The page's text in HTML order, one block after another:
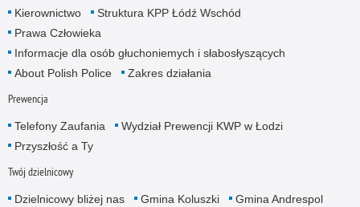
Kierownictwo
Struktura KPP Łódź Wschód
Prawa Człowieka
Informacje dla osób głuchoniemych i słabosłyszących
About Polish Police
Zakres działania
Prewencja
Telefony Zaufania
Wydział Prewencji KWP w Łodzi
Przyszłość a Ty
Twój dzielnicowy
Dzielnicowy bliżej nas Gmina Koluszki
Gmina Andrespol